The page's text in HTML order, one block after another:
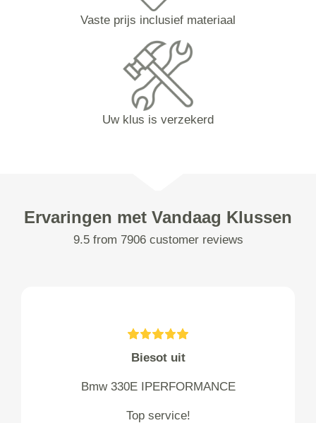
Vaste prijs inclusief materiaal
Uw klus is verzekerd
Ervaringen met Vandaag Klussen
9.5 from 7906 customer reviews
Biesot uit
Bmw 330E IPERFORMANCE
Top service!